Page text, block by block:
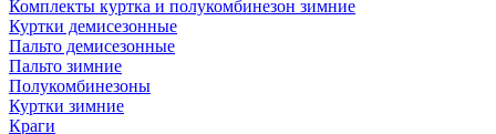
Комплекты куртка и полукомбинезон зимние
Куртки демисезонные
Пальто демисезонные
Пальто зимние
Полукомбинезоны
Куртки зимние
Краги